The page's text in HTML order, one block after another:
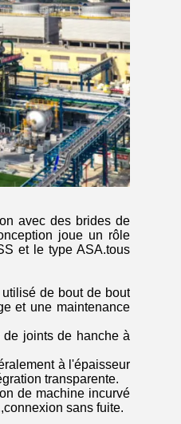
avec des brides de
joue un rôle
et le type ASA.tous
de bout de bout
et une maintenance
de joints de hanche à
à l'épaisseur
transparente.
de machine incurvé
sans fuite.